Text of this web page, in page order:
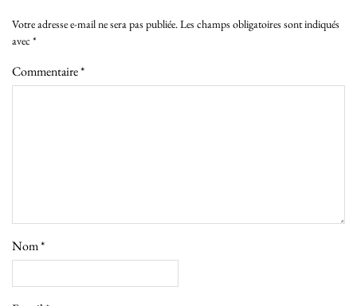
Votre adresse e-mail ne sera pas publiée. Les champs obligatoires sont indiqués
avec *
Commentaire*
Nom*